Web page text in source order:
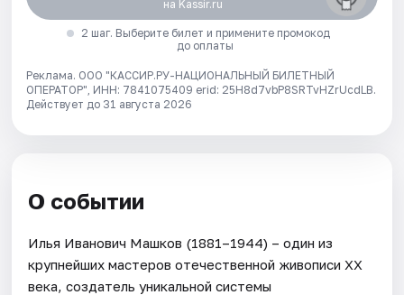
на Kassir.ru
2 шаг. Выберите билет и примените промокод
до оплаты
Реклама. ООО "КАССИР.РУ-НАЦИОНАЛЬНЫЙ БИЛЕТНЫЙ
ОПЕРАТОР", ИНН: 7841075409 erid: 25H8d7vbP8SRTvHZrUcdLB.
Действует до 31 августа 2026
О событии
Илья Иванович Машков (1881–1944) – один из
крупнейших мастеров отечественной живописи ХХ
века, создатель уникальной системы